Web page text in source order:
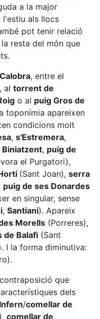
a la major
l'estiu als llocs
pot tenir relació
resta del món que
, entre el
al torrent de
o al puig Gros de
toponímia apareixen
condicions molt
, s'Estremera,
Biniatzent, puig de
el Purgatori),
(Sant Joan), serra
puig de ses Donardes
en singular, sense
, Santiani). Apareix
Morells (Porreres),
de Balafi (Sant
I la forma diminutiva:
que
dels
/comellar de
comellar de